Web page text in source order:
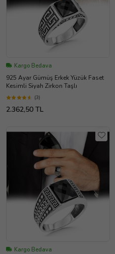
Kargo Bedava
925 Ayar Gümüş Erkek Yüzük Faset
Kesimli Siyah Zirkon Taşlı
(3)
2.362,50 TL
Kargo Bedava